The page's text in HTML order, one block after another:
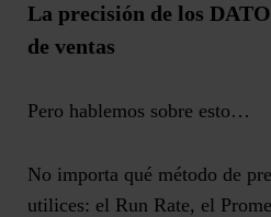
La precisión de los
de ventas
Pero hablemos sobre esto…
No importa qué método de
utilices: el Run Rate, el